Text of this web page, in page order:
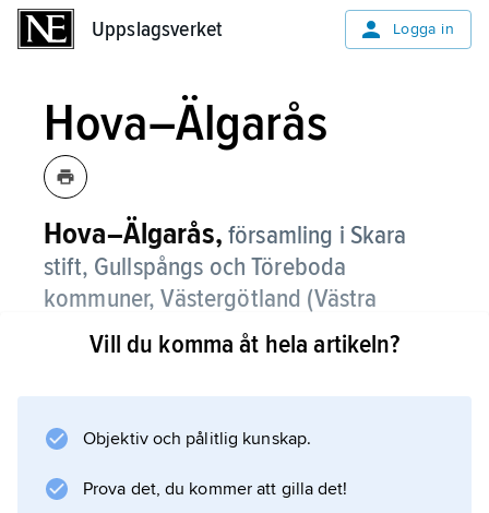
Uppslagsverket Logga in
Hova–Älgarås
Hova–Älgarås, församling i Skara
stift, Gullspångs och Töreboda
kommuner, Västergötland (Västra
Götalands län).
församlingar. För fornlämningar, kyrkor och
Hova
Vill du komma åt hela artikeln?
Objektiv och pålitlig kunskap.
Prova det, du kommer att gilla det!